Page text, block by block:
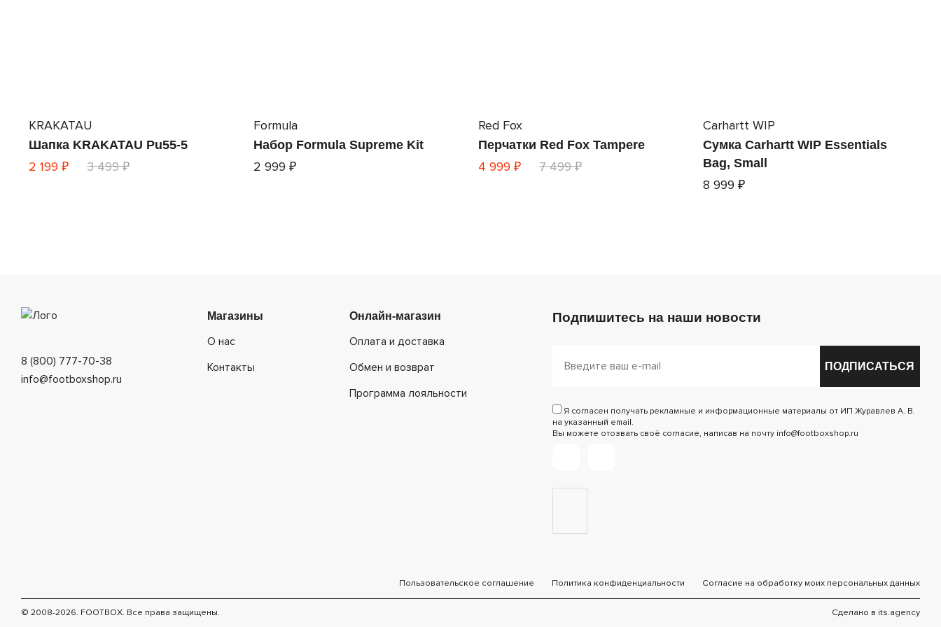
KRAKATAU
Шапка KRAKATAU Pu55-5
2 199 ₽ 3 499 ₽
Formula
Набор Formula Supreme Kit
2 999 ₽
Red Fox
Перчатки Red Fox Tampere
4 999 ₽ 7 499 ₽
Carhartt WIP
Сумка Carhartt WIP Essentials
Bag, Small
8 999 ₽
8 (800) 777-70-38
info@footboxshop.ru
Магазины
О нас
Контакты
Онлайн-магазин
Оплата и доставка
Обмен и возврат
Программа лояльности
Подпишитесь на наши новости
ПОДПИСАТЬСЯ
Я согласен получать рекламные и информационные материалы от ИП Журавлев А. В.
на указанный email.
Вы можете отозвать своё согласие, написав на почту info@footboxshop.ru
Пользовательское соглашение Политика конфиденциальности Согласие на обработку моих персональных данных
© 2008-2026. FOOTBOX. Все права защищены. Сделано в its.agency